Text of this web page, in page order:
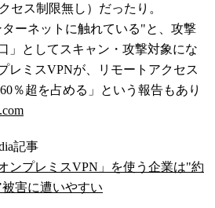
セス制限無し）だったり。
ーネットに触れている"と、攻撃
」としてスキャン・攻撃対象にな
レミスVPNが、リモートアクセス
％超を占める」という報告もあり
記事
ンプレミスVPN」を使う企業は"約
害に遭いやすい